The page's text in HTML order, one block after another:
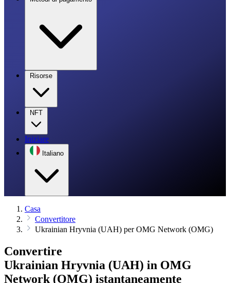
Risorse
NFT
Iniziare
Italiano
Casa
Convertitore
Ukrainian Hryvnia (UAH) per OMG Network (OMG)
Convertire
Ukrainian Hryvnia (UAH) in OMG
Network (OMG) istantaneamente